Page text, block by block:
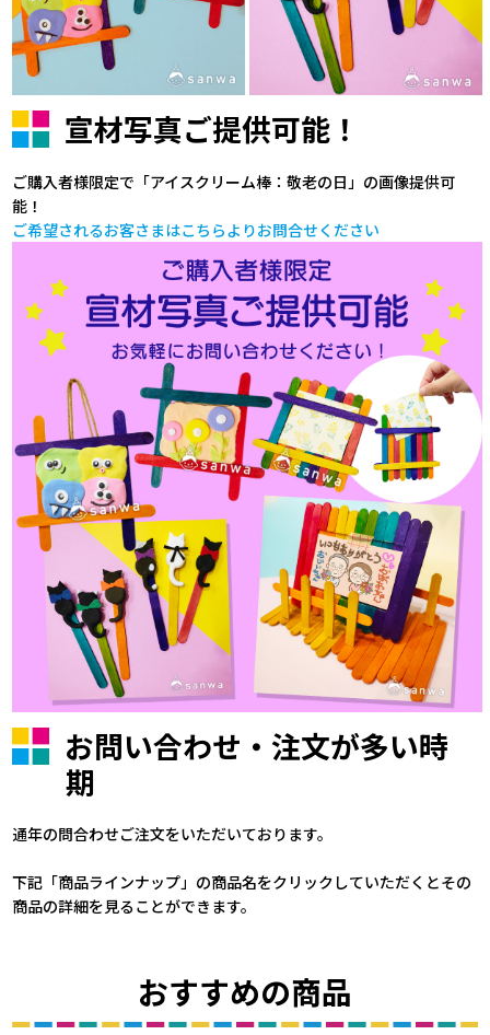
宣材写真ご提供可能！
ご購入者様限定で「アイスクリーム棒：敬老の日」の画像提供可
能！
ご希望されるお客さまはこちらよりお問合せください
お問い合わせ・注文が多い時
期
通年の問合わせご注文をいただいております。
下記「商品ラインナップ」の商品名をクリックしていただくとその
商品の詳細を見ることができます。
おすすめの商品